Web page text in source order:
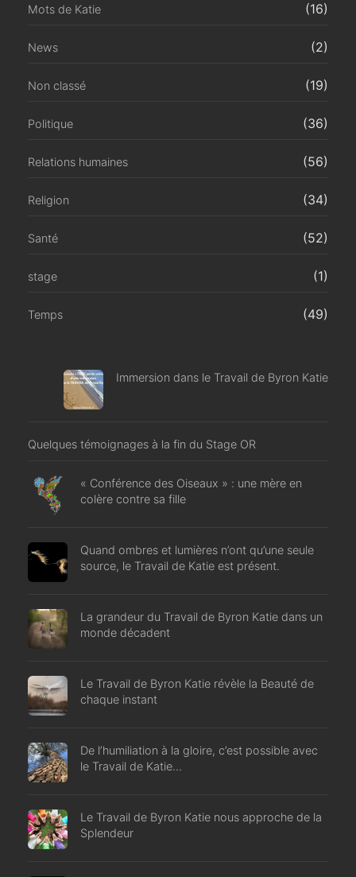
Mots de Katie (16)
News (2)
Non classé (19)
Politique (36)
Relations humaines (56)
Religion (34)
Santé (52)
stage (1)
Temps (49)
Immersion dans le Travail de Byron Katie
Quelques témoignages à la fin du Stage OR
« Conférence des Oiseaux » : une mère en
colère contre sa fille
Quand ombres et lumières n’ont qu’une seule
source, le Travail de Katie est présent.
La grandeur du Travail de Byron Katie dans un
monde décadent
Le Travail de Byron Katie révèle la Beauté de
chaque instant
De l’humiliation à la gloire, c’est possible avec
le Travail de Katie…
Le Travail de Byron Katie nous approche de la
Splendeur